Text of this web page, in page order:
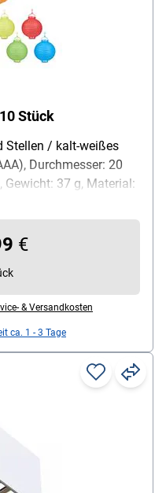
Stück
Stellen / kalt-weißes
Durchmesser: 20
37 g, Material:
€
& Versandkosten
ca. 1 - 3 Tage